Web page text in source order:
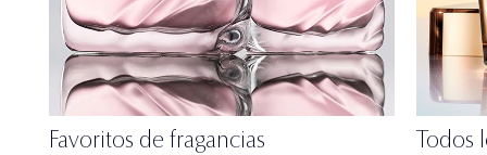
Favoritos de fragancias Todos